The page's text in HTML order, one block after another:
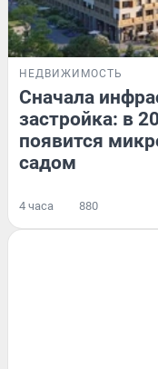
НЕДВИЖИМОСТЬ
Сначала
застройка: в
появится
садом
4 часа 880